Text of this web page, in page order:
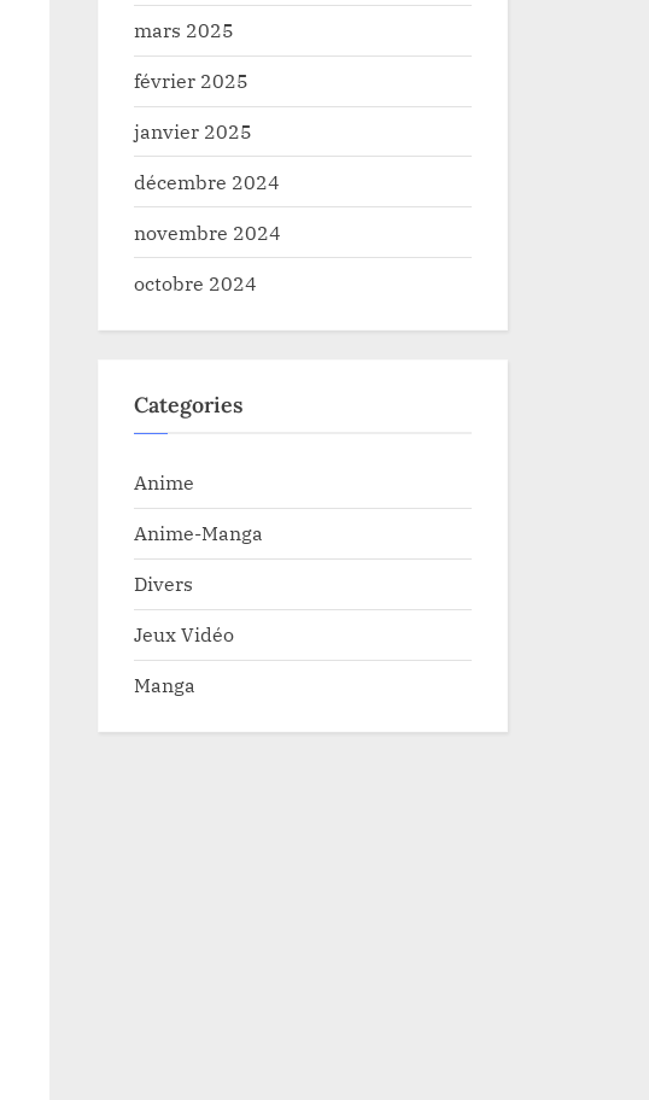
mars 2025
février 2025
janvier 2025
décembre 2024
novembre 2024
octobre 2024
Categories
Anime
Anime-Manga
Divers
Jeux Vidéo
Manga